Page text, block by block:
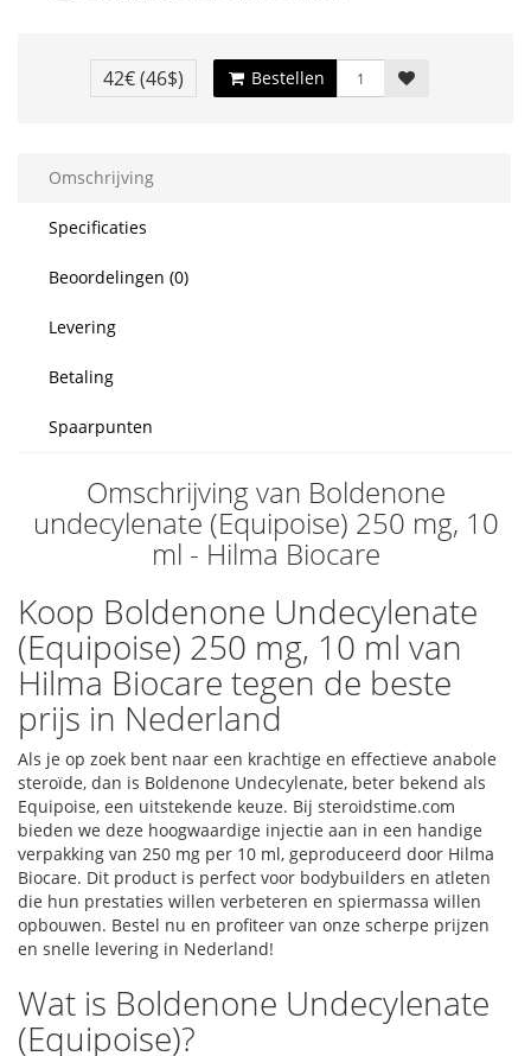
42€(46$) Bestellen
Omschrijving
Specificaties
Beoordelingen (0)
Levering
Betaling
Spaarpunten
Omschrijving van Boldenone
undecylenate (Equipoise) 250 mg, 10
ml - Hilma Biocare
Koop Boldenone Undecylenate
(Equipoise) 250 mg, 10 ml van
Hilma Biocare tegen de beste
prijs in Nederland
Als je op zoek bent naar een krachtige en effectieve anabole
steroïde, dan is Boldenone Undecylenate, beter bekend als
Equipoise, een uitstekende keuze. Bij steroidstime.com
bieden we deze hoogwaardige injectie aan in een handige
verpakking van 250 mg per 10 ml, geproduceerd door Hilma
Biocare. Dit product is perfect voor bodybuilders en atleten
die hun prestaties willen verbeteren en spiermassa willen
opbouwen. Bestel nu en profiteer van onze scherpe prijzen
en snelle levering in Nederland!
Wat is Boldenone Undecylenate
(Equipoise)?